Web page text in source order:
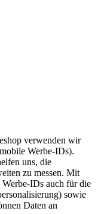
verwenden wir
Werbe-IDs).
uns, die
zu messen. Mit
IDs auch für die
sowie
Daten an